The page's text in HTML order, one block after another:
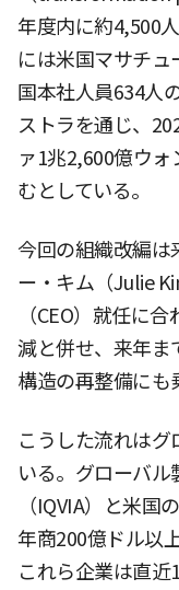
年度内に約4,500
には米国マサチュ
国本社人員634人
ストラを通じ、
ァ1兆2,600億ウ
むとしている。
今回の組織改編は
ー・キム（Julie
（CEO）就任に
減と併せ、来年ま
構造の再整備にも
こうした流れは
いる。グローバル
（IQVIA）と米国
年商200億ドル以
これら企業は直